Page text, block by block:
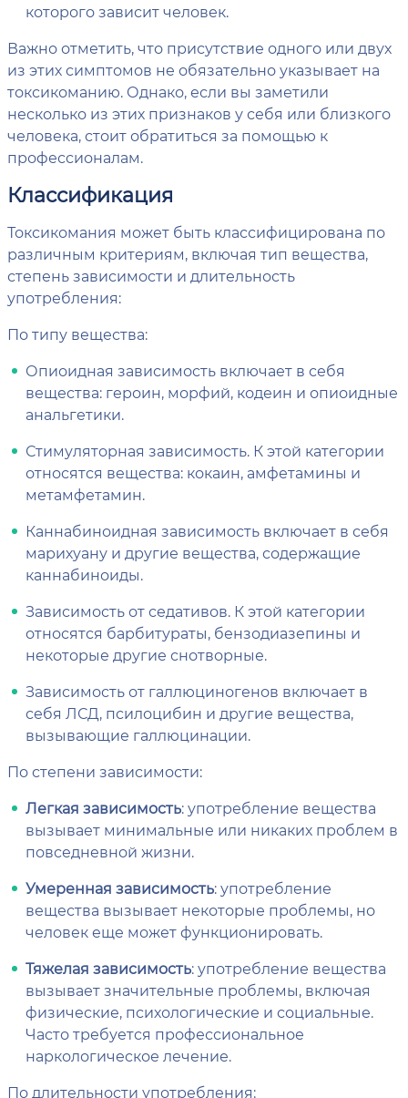
которого зависит человек.
Важно отметить, что присутствие одного или двух
из этих симптомов не обязательно указывает на
токсикоманию. Однако, если вы заметили
несколько из этих признаков у себя или близкого
человека, стоит обратиться за помощью к
профессионалам.
Классификация
Токсикомания может быть классифицирована по
различным критериям, включая тип вещества,
степень зависимости и длительность
употребления:
По типу вещества:
Опиоидная зависимость включает в себя
вещества: героин, морфий, кодеин и опиоидные
анальгетики.
Стимуляторная зависимость. К этой категории
относятся вещества: кокаин, амфетамины и
метамфетамин.
Каннабиноидная зависимость включает в себя
марихуану и другие вещества, содержащие
каннабиноиды.
Зависимость от седативов. К этой категории
относятся барбитураты, бензодиазепины и
некоторые другие снотворные.
Зависимость от галлюциногенов включает в
себя ЛСД, псилоцибин и другие вещества,
вызывающие галлюцинации.
По степени зависимости:
Легкая зависимость: употребление вещества
вызывает минимальные или никаких проблем в
повседневной жизни.
Умеренная зависимость: употребление
вещества вызывает некоторые проблемы, но
человек еще может функционировать.
Тяжелая зависимость: употребление вещества
вызывает значительные проблемы, включая
физические, психологические и социальные.
Часто требуется профессиональное
наркологическое лечение.
По длительности употребления: